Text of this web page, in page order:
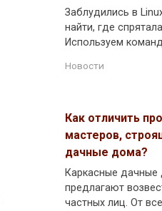
Заблудились в
найти, где
Используем
Новости
Как отличить
мастеров,
дачные дома?
Каркасные дачные
предлагают
частных лиц. От